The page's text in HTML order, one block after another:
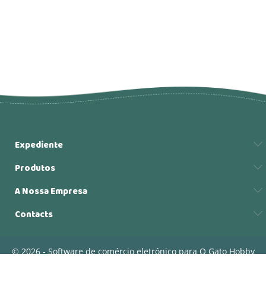
Expediente
Produtos
A Nossa Empresa
Contacts
© 2026 - Software de comércio eletrónico para O Gato Hobby